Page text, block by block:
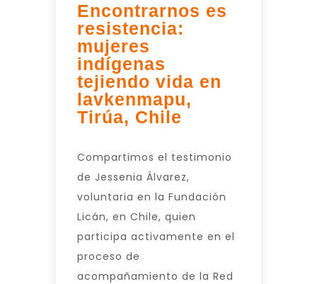
Encontrarnos es
resistencia:
mujeres
indígenas
tejiendo vida en
lavkenmapu,
Tirúa, Chile
Compartimos el testimonio
de Jessenia Álvarez,
voluntaria en la Fundación
Licán, en Chile, quien
participa activamente en el
proceso de
acompañamiento de la Red